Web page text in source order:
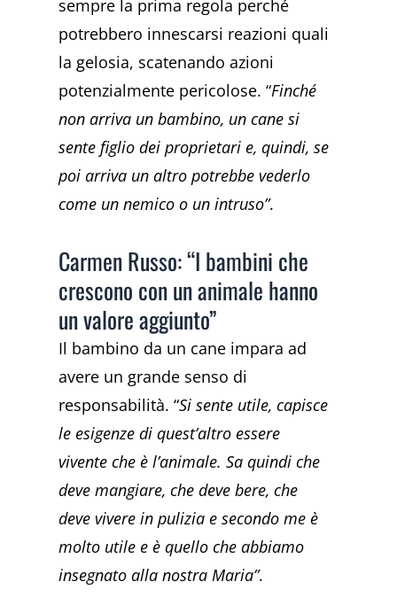
sempre la prima regola perché
potrebbero innescarsi reazioni quali
la gelosia, scatenando azioni
potenzialmente pericolose. “Finché
non arriva un bambino, un cane si
sente figlio dei proprietari e, quindi, se
poi arriva un altro potrebbe vederlo
come un nemico o un intruso”.
Carmen Russo: “I bambini che
crescono con un animale hanno
un valore aggiunto”
Il bambino da un cane impara ad
avere un grande senso di
responsabilità. “Si sente utile, capisce
le esigenze di quest’altro essere
vivente che è l’animale. Sa quindi che
deve mangiare, che deve bere, che
deve vivere in pulizia e secondo me è
molto utile e è quello che abbiamo
insegnato alla nostra Maria”.